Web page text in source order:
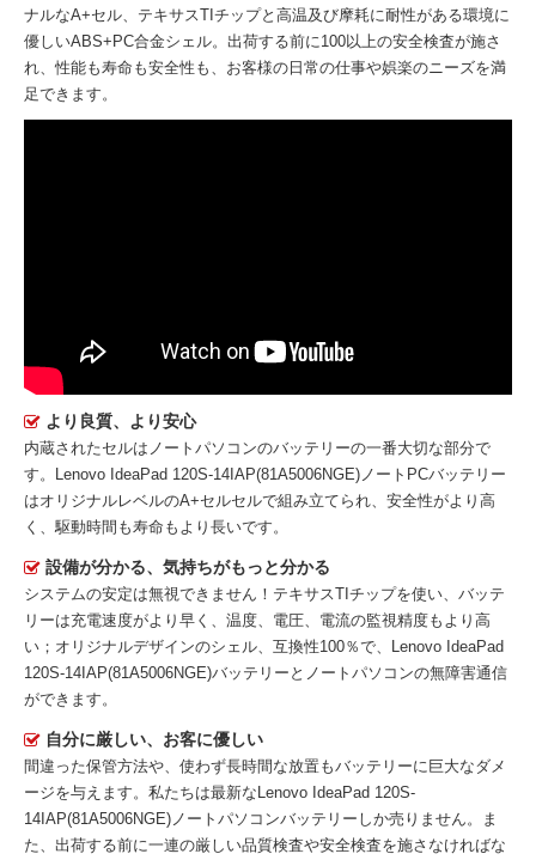
ナルなA+セル、テキサスTIチップと高温及び摩耗に耐性がある環境に
優しいABS+PC合金シェル。出荷する前に100以上の安全検査が施さ
れ、性能も寿命も安全性も、お客様の日常の仕事や娯楽のニーズを満
足できます。
より良質、より安心
内蔵されたセルはノートパソコンのバッテリーの一番大切な部分で
す。
Lenovo IdeaPad 120S-14IAP(81A5006NGE)ノートPCバッテリー
はオリジナルレベルのA+セルセルで組み立てられ、安全性がより高
く、駆動時間も寿命もより長いです。
設備が分かる、気持ちがもっと分かる
システムの安定は無視できません！テキサスTIチップを使い、バッテ
リーは充電速度がより早く、温度、電圧、電流の監視精度もより高
い；オリジナルデザインのシェル、互換性100％で、Lenovo IdeaPad
120S-14IAP(81A5006NGE)バッテリーとノートパソコンの無障害通信
ができます。
自分に厳しい、お客に優しい
間違った保管方法や、使わず長時間な放置もバッテリーに巨大なダメ
ージを与えます。私たちは最新な Lenovo IdeaPad 120S-
14IAP(81A5006NGE)ノートパソコンバッテリー しか売りません。ま
た、出荷する前に一連の厳しい品質検査や安全検査を施さなければな